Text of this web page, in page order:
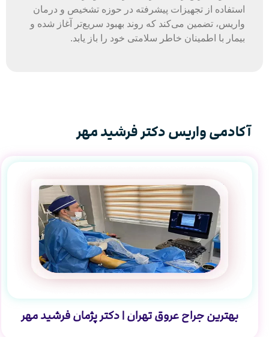
استفاده از تجهیزات پیشرفته در حوزه تشخیص و درمان
واریس، تضمین می‌کند که روند بهبود سریع‌تر آغاز شده و
بیمار با اطمینان خاطر سلامتی خود را باز یابد.
آکادمی واریس دکتر فرشید مهر
بهترین جراح عروق تهران | دکتر پژمان فرشید مهر